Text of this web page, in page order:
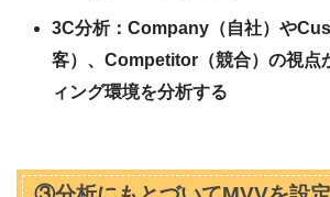
3C分析：Company（自社）や
客）、Competitor（競合）の視点
ィング環境を分析する